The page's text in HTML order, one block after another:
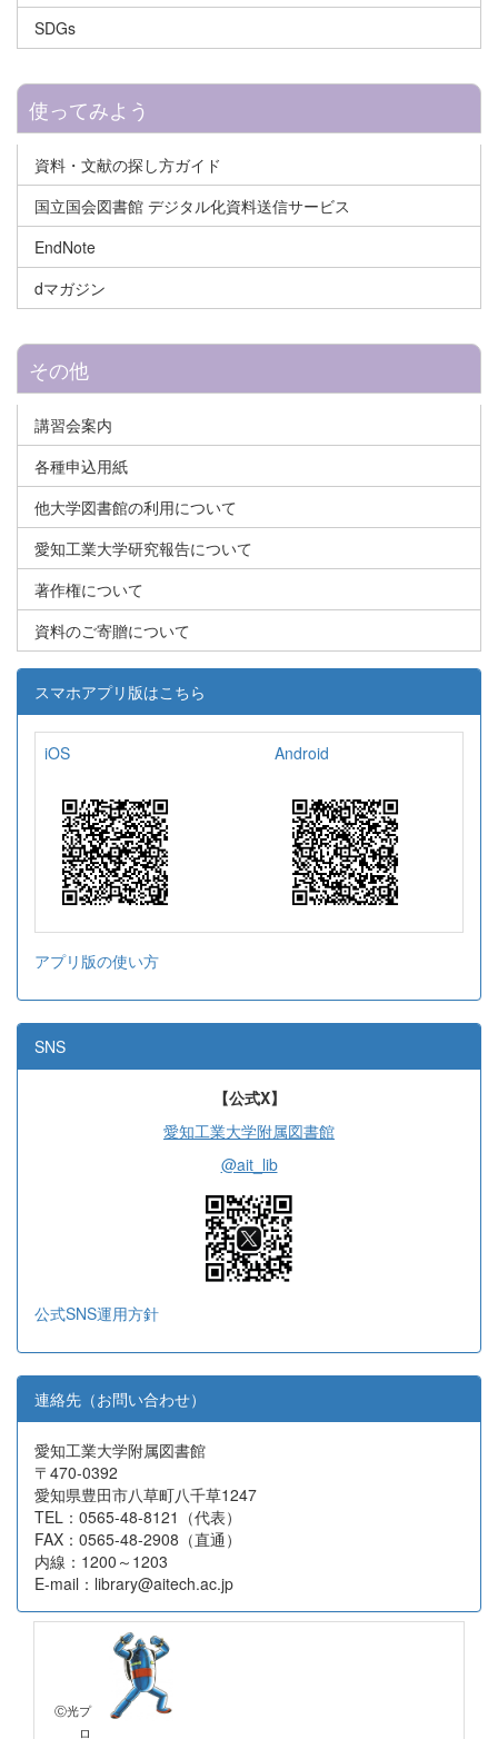
SDGs
使ってみよう
資料・文献の探し方ガイド
国立国会図書館 デジタル化資料送信サービス
EndNote
dマガジン
その他
講習会案内
各種申込用紙
他大学図書館の利用について
愛知工業大学研究報告について
著作権について
資料のご寄贈について
スマホアプリ版はこちら
iOS Android
アプリ版の使い方
SNS
【公式X】
愛知工業大学附属図書館
@ait_lib
公式SNS運用方針
連絡先（お問い合わせ）
愛知工業大学附属図書館
〒470-0392
愛知県豊田市八草町八千草1247
TEL：0565-48-8121（代表）
FAX：0565-48-2908（直通）
内線：1200～1203
E-mail：library@aitech.ac.jp
Ⓒ光プ
ロ